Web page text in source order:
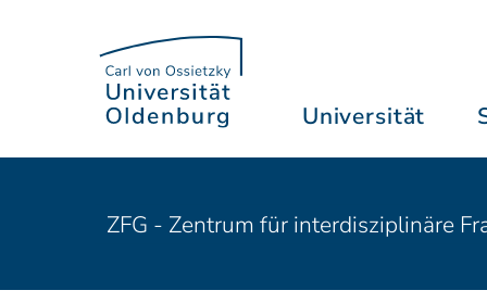
Universität
ZFG - Zentrum für interdisziplinäre